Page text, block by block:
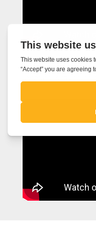
Vidéo avec audio